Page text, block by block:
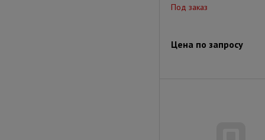
Под заказ
Цена по запросу